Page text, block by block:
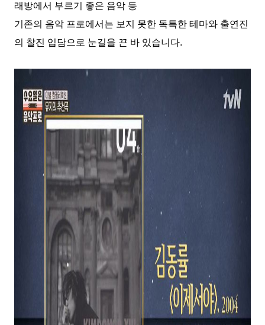
래방에서 부르기 좋은 음악 등
기존의 음악 프로에서는 보지 못한 독특한 테마와 출연진
의 찰진 입담으로 눈길을 끈 바 있습니다.